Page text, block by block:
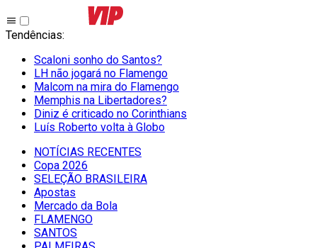
Tendências:
Scaloni sonho do Santos?
LH não jogará no Flamengo
Malcom na mira do Flamengo
Memphis na Libertadores?
Diniz é criticado no Corinthians
Luís Roberto volta à Globo
NOTÍCIAS RECENTES
Copa 2026
SELEÇÃO BRASILEIRA
Apostas
Mercado da Bola
FLAMENGO
SANTOS